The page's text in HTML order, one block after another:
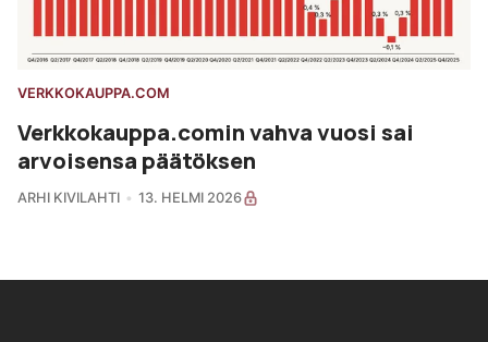
VERKKOKAUPPA.COM
Verkkokauppa.comin vahva vuosi sai
arvoisensa päätöksen
ARHI KIVILAHTI 13. HELMI 2026